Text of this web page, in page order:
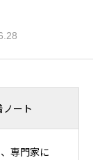
ノート
専門家に